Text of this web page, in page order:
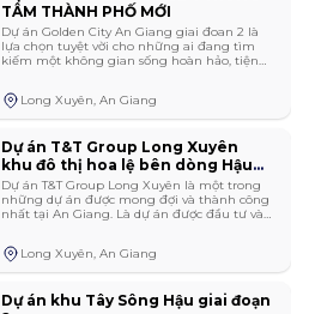
TÂM THÀNH PHỐ MỚI
Dự án Golden City An Giang giai đoan 2 là
lựa chọn tuyệt vời cho những ai đang tìm
kiếm một không gian sống hoàn hảo, tiện
Long Xuyên, An Giang
Dự án T&T Group Long Xuyên
khu đô thị hoa lệ bên dòng Hậu
Giang
Dự án T&T Group Long Xuyên là một trong
những dự án được mong đợi và thành công
nhất tại An Giang. Là dự án được đầu tư và
giá trị đầu tư gần 2.400 tỉ đồng.
Long Xuyên, An Giang
Dự án khu Tây Sông Hậu giai đoạn